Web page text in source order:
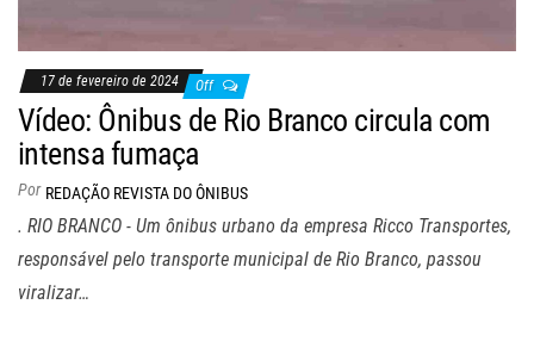
17 de fevereiro de 2024 Off
Vídeo: Ônibus de Rio Branco circula com
intensa fumaça
Por REDAÇÃO REVISTA DO ÔNIBUS
. RIO BRANCO - Um ônibus urbano da empresa Ricco Transportes,
responsável pelo transporte municipal de Rio Branco, passou
viralizar…